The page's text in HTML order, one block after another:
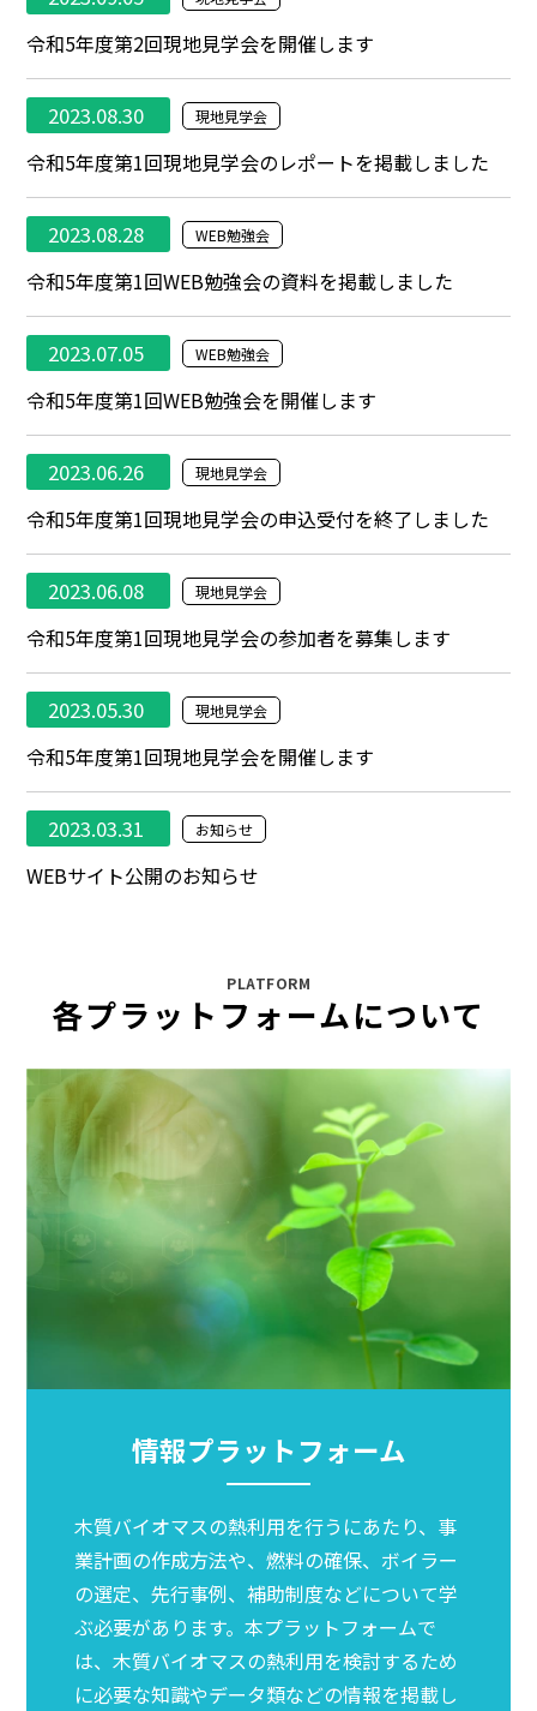
令和5年度第2回現地見学会を開催します
2023.08.30 現地見学会
令和5年度第1回現地見学会のレポートを掲載しました
2023.08.28 WEB勉強会
令和5年度第1回WEB勉強会の資料を掲載しました
2023.07.05 WEB勉強会
令和5年度第1回WEB勉強会を開催します
2023.06.26 現地見学会
令和5年度第1回現地見学会の申込受付を終了しました
2023.06.08 現地見学会
令和5年度第1回現地見学会の参加者を募集します
2023.05.30 現地見学会
令和5年度第1回現地見学会を開催します
2023.03.31 お知らせ
WEBサイト公開のお知らせ
PLATFORM
各プラットフォームについて
情報プラットフォーム
木質バイオマスの熱利用を行うにあたり、事
業計画の作成方法や、燃料の確保、ボイラー
の選定、先行事例、補助制度などについて学
ぶ必要があります。本プラットフォームで
は、木質バイオマスの熱利用を検討するため
に必要な知識やデータ類などの情報を掲載し